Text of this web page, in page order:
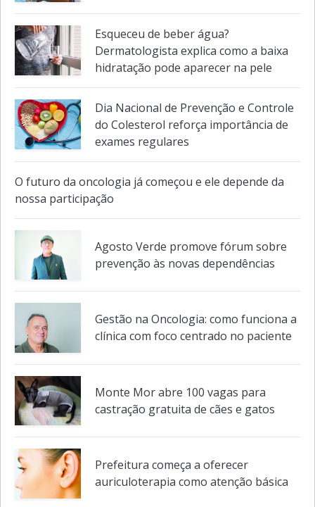
Sintomas que muita gente normaliza
podem ser um alerta para a saúde
Esqueceu de beber água?
Dermatologista explica como a baixa
hidratação pode aparecer na pele
Dia Nacional de Prevenção e Controle
do Colesterol reforça importância de
exames regulares
O futuro da oncologia já começou e ele depende da
nossa participação
prevenção às novas dependências
clínica com foco centrado no paciente
castração gratuita de cães e gatos